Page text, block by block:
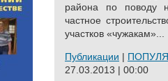
района по поводу
частное
участков «чужакам»...
Публикации |
27.03.2013 | 00:00